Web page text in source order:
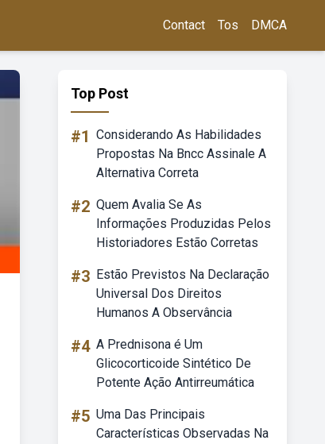
Contact Tos DMCA
Top Post
#1 Considerando As Habilidades
Propostas Na Bncc Assinale A
Alternativa Correta
#2 Quem Avalia Se As
Informações Produzidas Pelos
Historiadores Estão Corretas
#3 Estão Previstos Na Declaração
Universal Dos Direitos
Humanos A Observância
#4 A Prednisona é Um
Glicocorticoide Sintético De
Potente Ação Antirreumática
#5 Uma Das Principais
Características Observadas Na